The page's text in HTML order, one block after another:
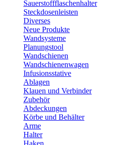
Sauerstoffflaschenhalter
Steckdosenleisten
Diverses
Neue Produkte
Wandsysteme
Planungstool
Wandschienen
Wandschienenwagen
Infusionsstative
Ablagen
Klauen und Verbinder
Zubehör
Abdeckungen
Körbe und Behälter
Arme
Halter
Haken